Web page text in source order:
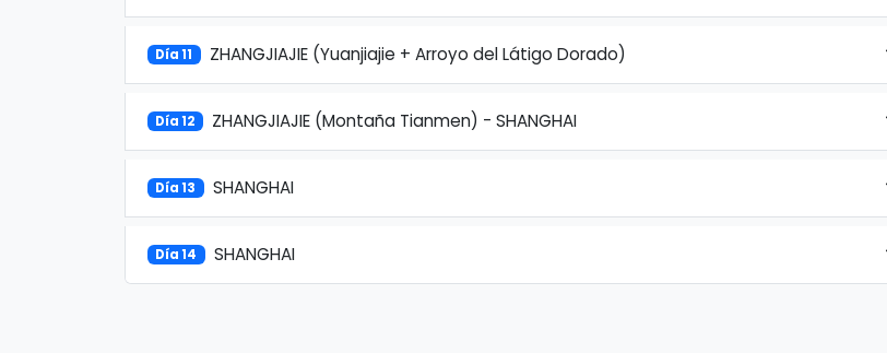
Día 11 ZHANGJIAJIE (Yuanjiajie + Arroyo del Látigo Dorado)
Día 12 ZHANGJIAJIE (Montaña Tianmen) - SHANGHAI
Día 13 SHANGHAI
Día 14 SHANGHAI